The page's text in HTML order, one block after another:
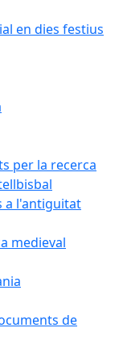
en dies festius
per la recerca
a l'antiguitat
medieval
de